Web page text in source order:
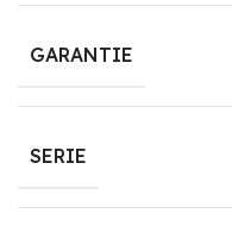
GARANTIE
SERIE